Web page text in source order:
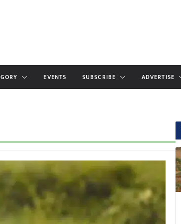
EVENTS SUBSCRIBE ADVERTISE